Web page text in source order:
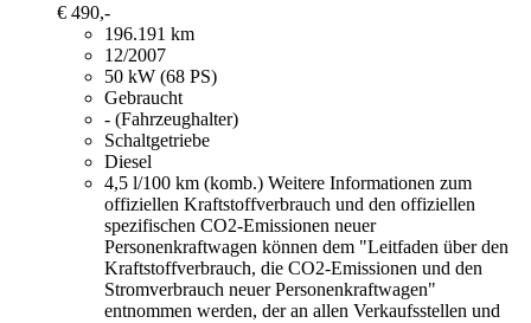
€ 490,-
196.191 km
12/2007
50 kW (68 PS)
Gebraucht
- (Fahrzeughalter)
Schaltgetriebe
Diesel
4,5 l/100 km (komb.) Weitere Informationen zum
offiziellen Kraftstoffverbrauch und den offiziellen
spezifischen CO2-Emissionen neuer
Personenkraftwagen können dem "Leitfaden über den
Kraftstoffverbrauch, die CO2-Emissionen und den
Stromverbrauch neuer Personenkraftwagen"
entnommen werden, der an allen Verkaufsstellen und